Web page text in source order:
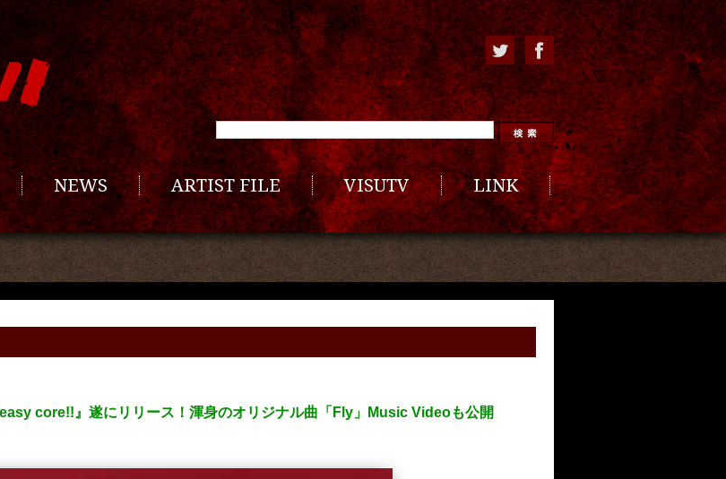
NEWS ARTIST FILE VISUTV LINK
core!!』遂にリリース！渾身のオリジナル曲「Fly」Music Videoも公開